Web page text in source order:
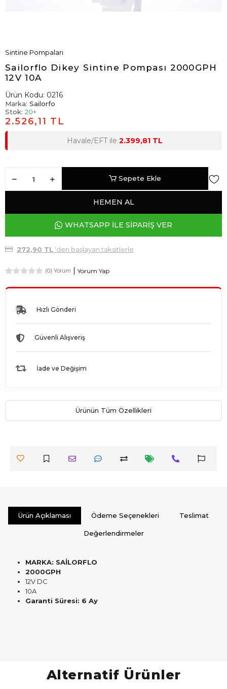
Sintine Pompaları
Sailorflo Dikey Sintine Pompası 2000GPH
12V 10A
Ürün Kodu: 0216
Marka: Sailorfo
Stok: 20+
2.526,11 TL
Havale/EFT ile 2.399,81 TL
Sepete Ekle
HEMEN AL
WHATSAPP İLE SİPARİŞ VER
272,90 TL'den başlayan taksitlerle
(0) Yorum Yorum Yap
Hızlı Gönderi
Güvenli Alışveriş
İade ve Değişim
Ürünün Tüm Özellikleri
Ürün Açıklaması Ödeme Seçenekleri Teslimat
Değerlendirmeler
MARKA: SAİLORFLO
2000GPH
12V DC
10A
Garanti Süresi: 6 Ay
Alternatif Ürünler